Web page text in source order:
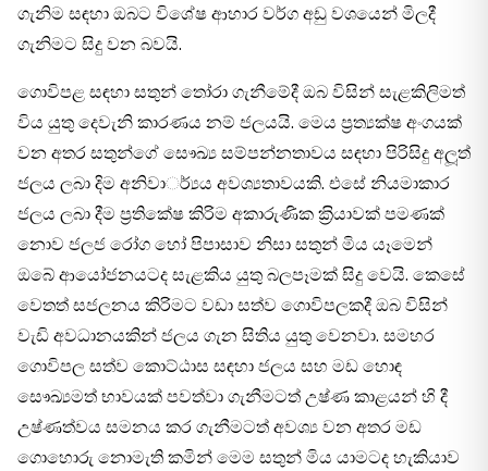
ගැනිම සඳහා ඔබට විශේෂ ආහාර වර්ග අඩු වශයෙන් මිලදී
ගැනිමට සිදු වන බවයි.
ගොවිපළ සඳහා සතුන් තෝරා ගැනීමේදී ඔබ විසින් සැළකිලිමත්
විය යුතු දෙවැනි කාරණය නම් ජලයයි. මෙය ප‍්‍රත්‍යක්ෂ අංගයක්
වන අතර සතුන්ගේ සෞඛ්‍ය සම්පන්නතාවය සඳහා පිරිසිදු අලූත්
ජලය ලබා දිම අනිවාර්්‍යය අවශ්‍යතාවයකි. එසේ නියමාකාර
ජලය ලබා දීම ප‍්‍රතිකේෂ කිරිම අකාරුණික ක‍්‍රියාවක් පමණක්
නොව ජලජ රෝග හෝ පිපාසාව නිසා සතුන් මිය යෑමෙන්
ඔබේ ආයෝජනයටද සැළකිය යුතු බලපෑමක් සිදු වෙයි. කෙසේ
වෙතත් සජලනය කිරිමට වඩා සත්ව ගොවිපලකදී ඔබ විසින්
වැඩි අවධානයකින් ජලය ගැන සිතිය යුතු වෙනවා. සමහර
ගොවිපල සත්ව කොට්ඨාස සඳහා ජලය සහ මඩ හොඳ
සෞඛ්‍යමත් භාවයක් පවත්වා ගැනීමටත් උෂ්ණ කාළයන් හි දී
උෂ්ණත්වය සමනය කර ගැනීමටත් අවශ්‍ය වන අතර මඩ
ගොහොරු නොමැති කමින් මෙම සතුන් මිය යාමටද හැකියාව